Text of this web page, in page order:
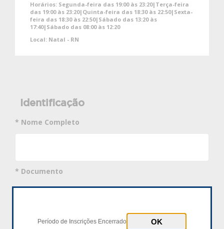
Horários: Segunda-feira das 19:00 às 23:20|Terça-feira
das 19:00 às 23:20|Quinta-feira das 18:30 às 22:50|Sexta-
feira das 18:30 às 22:50|Sábado das 13:20 às
17:40|Sábado das 08:00 às 12:20
Local: Natal - RN
Identificação
* Nome Completo
* Documento
Período de Inscrições Encerrado